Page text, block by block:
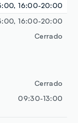
16:00-20:00
16:00-20:00
Cerrado
Cerrado
09:30-13:00